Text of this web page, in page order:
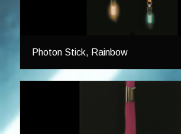
Photon Stick, Rainbow